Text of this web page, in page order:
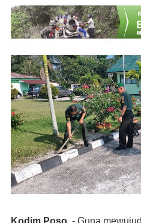
Kodim Poso, - Guna